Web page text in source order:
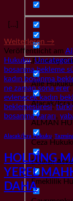
Filter by
Aile Hukuku
Alacak/İcra
ALMAN
Ceza
Dövizli
Emeklilik
[…]
Weiterlesen →
Veröffentlicht am
Hukuku,
bosanma bekleme
kadın bosanma
ne zaman sona erer,
evlenecek kadın
beklemesüresi,
bosanma kararı,
Alacak/İcra Hukuku
HOLDİNG
YEREL
DAHA